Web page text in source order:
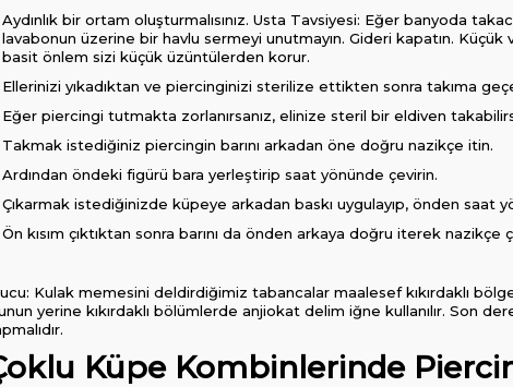
Aydınlık bir ortam oluşturmalısınız. Usta Tavsiyesi: Eğer banyoda
lavabonun üzerine bir havlu sermeyi unutmayın. Gideri kapatın.
basit önlem sizi küçük üzüntülerden korur.
Ellerinizi yıkadıktan ve piercinginizi sterilize ettikten sonra takıma
Eğer piercingi tutmakta zorlanırsanız, elinize steril bir eldiven
Takmak istediğiniz piercingin barını arkadan öne doğru nazikçe itin.
Ardından öndeki figürü bara yerleştirip saat yönünde çevirin.
Çıkarmak istediğinizde küpeye arkadan baskı uygulayıp, önden saat
Ön kısım çıktıktan sonra barını da önden arkaya doğru iterek nazikçe
Kulak memesini deldirdiğimiz tabancalar maalesef kıkırdaklı
yerine kıkırdaklı bölümlerde anjiokat delim iğne kullanılır. Son
Küpe Kombinlerinde